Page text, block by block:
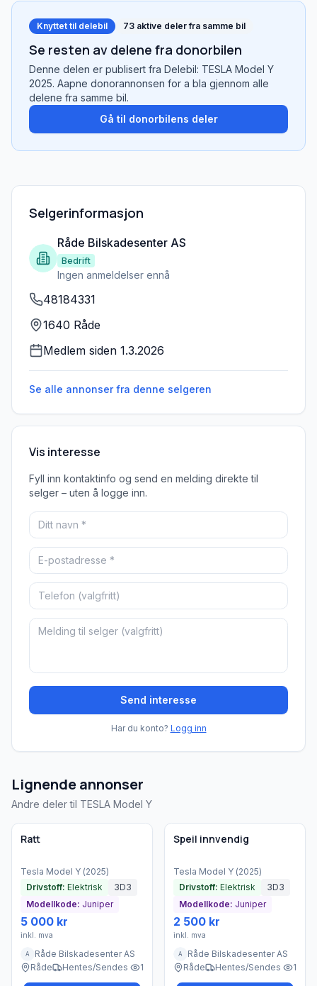
Knyttet til delebil 73 aktive deler fra samme bil
Se resten av delene fra donorbilen
Denne delen er publisert fra Delebil: TESLA Model Y
2025. Aapne donorannonsen for a bla gjennom alle
delene fra samme bil.
Gå til donorbilens deler
Selgerinformasjon
Råde Bilskadesenter AS
Bedrift
Ingen anmeldelser ennå
48184331
1640 Råde
Medlem siden 1.3.2026
Se alle annonser fra denne selgeren
Vis interesse
Fyll inn kontaktinfo og send en melding direkte til
selger – uten å logge inn.
Send interesse
Har du konto? Logg inn
Lignende annonser
Andre deler til TESLA Model Y
Brukt - som ny
Bedrift
Ratt
Tesla Model Y (2025)
Drivstoff: Elektrisk
3D3
Modellkode: Juniper
5 000 kr
inkl. mva
A
Råde Bilskadesenter AS
Råde
Hentes/Sendes 1
Bedrift
Speil innvendig
Tesla Model Y (2025)
Drivstoff: Elektrisk
3D3
Modellkode: Juniper
2 500 kr
inkl. mva
A
Råde Bilskadesenter AS
Råde
Hentes/Sendes 1